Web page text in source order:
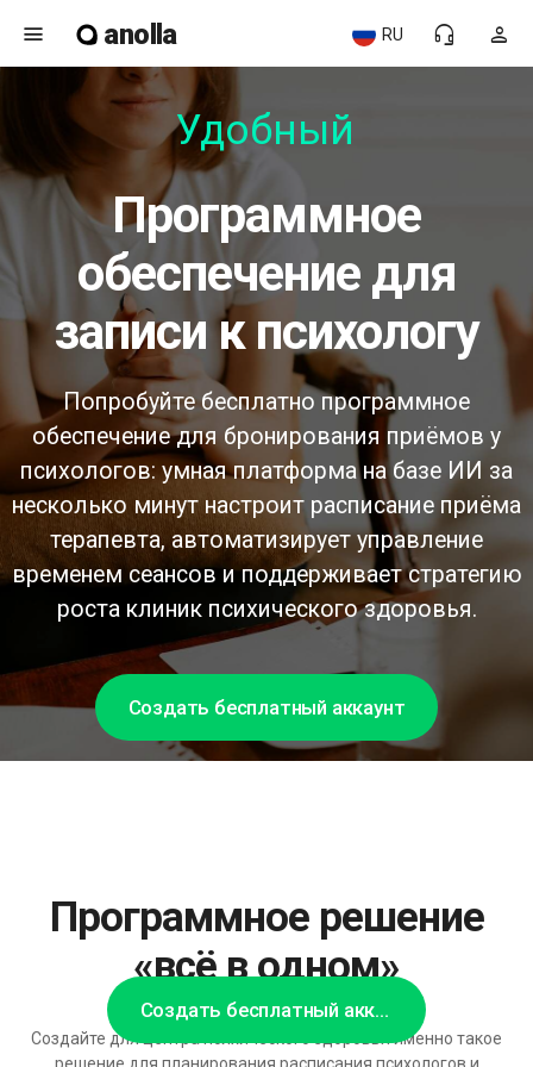
menu anolla person
headset_mic
RU
Удобный
программное
обеспечение для
записи к психологу
Попробуйте бесплатно программное
обеспечение для бронирования приёмов у
психологов: умная платформа на базе ИИ за
несколько минут настроит расписание приёма
терапевта, автоматизирует управление
временем сеансов и поддерживает стратегию
роста клиник психического здоровья.
Создать бесплатный аккаунт
Создать бесплатный аккаунт
Программное решение
«всё в одном»
Создайте для центра психического здоровья именно такое